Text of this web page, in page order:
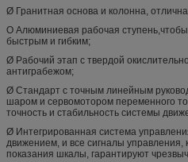
Ø Гранитная основа и колонна,
О Алюминиевая рабочая
быстрым и гибким;
Ø Рабочий этап с твердой
антиграбежом;
Ø Стандарт с точным линейным
шаром и сервомотором переменного
точность и стабильность системы
Ø Интегрированная система
движением, и все сигналы
показания шкалы, гарантируют